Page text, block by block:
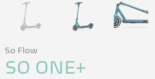
So Flow
SO ONE+